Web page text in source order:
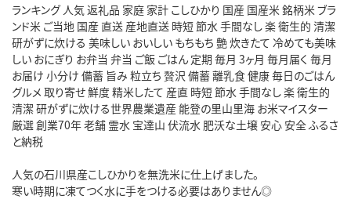
ランキング 人気 返礼品 家庭 家計 こしひかり 国産 国産米 銘柄米 ブラ
ンド米 ご当地 国産 直送 産地直送 時短 節水 手間なし 楽 衛生的 清潔
研がずに炊ける 美味しい おいしい もちもち 艶 炊きたて 冷めても美味
しい おにぎり お弁当 弁当 ご飯 ごはん 定期 毎月 3ヶ月 毎月届く 毎月
お届け 小分け 備蓄 旨み 粒立ち 贅沢 備蓄 離乳食 健康 毎日のごはん
グルメ 取り寄せ 鮮度 精米したて 産直 時短 節水 手間なし 楽 衛生的
清潔 研がずに炊ける世界農業遺産 能登の里山里海 お米マイスター
厳選 創業70年 老舗 霊水 宝達山 伏流水 肥沃な土壌 安心 安全 ふるさ
と納税
人気の石川県産こしひかりを無洗米に仕上げました。
寒い時期に凍てつく水に手をつける必要はありません◎